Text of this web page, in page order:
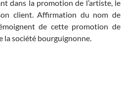
dans la promotion de l’artiste, le
client. Affirmation du nom de
de cette promotion de
la société bourguignonne.